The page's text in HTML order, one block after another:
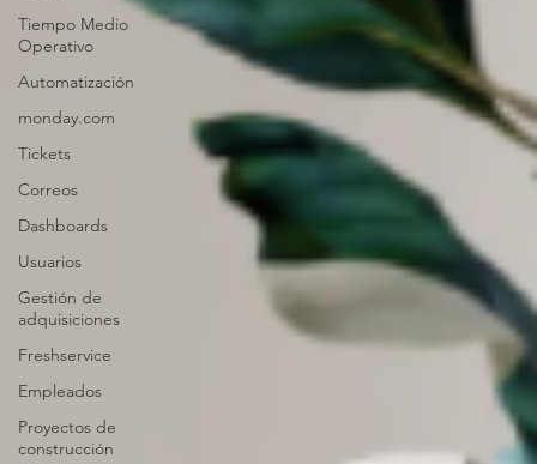
Tiempo Medio
Operativo
Automatización
monday.com
Tickets
Correos
Dashboards
Usuarios
Gestión de
adquisiciones
Freshservice
Empleados
Proyectos de
construcción